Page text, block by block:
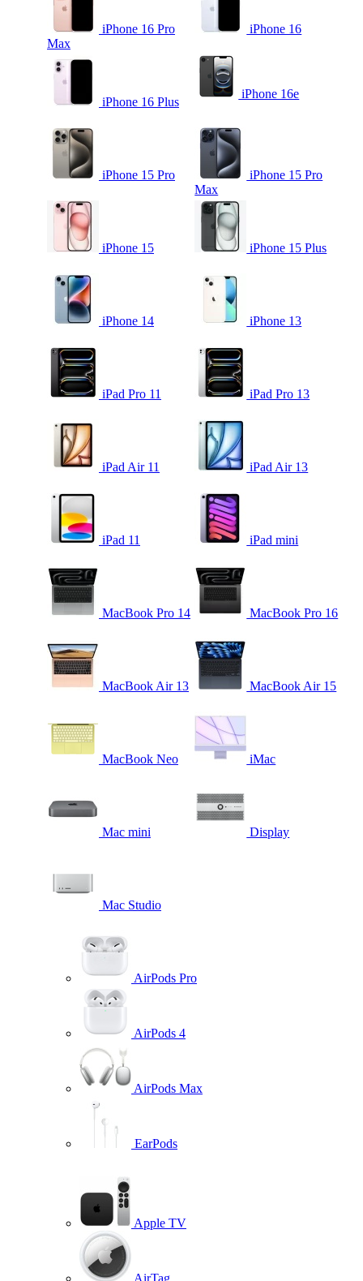
iPhone 16 Pro
Max
iPhone 16
iPhone 16 Plus
iPhone 16e
iPhone 15 Pro
iPhone 15 Pro
Max
iPhone 15 iPhone 15 Plus
iPhone 14 iPhone 13
iPad Pro 11 iPad Pro 13
iPad Air 11 iPad Air 13
iPad 11 iPad mini
MacBook Pro 14 MacBook Pro 16
MacBook Air 13 MacBook Air 15
MacBook Neo iMac
Mac mini Display
Mac Studio
AirPods Pro
AirPods 4
AirPods Max
EarPods
Apple TV